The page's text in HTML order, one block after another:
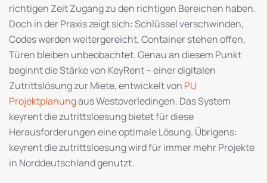
richtigen Zeit Zugang zu den richtigen Bereichen haben.
Doch in der Praxis zeigt sich: Schlüssel verschwinden,
Codes werden weitergereicht, Container stehen offen,
Türen bleiben unbeobachtet. Genau an diesem Punkt
beginnt die Stärke von KeyRent – einer digitalen
Zutrittslösung zur Miete, entwickelt von PU
Projektplanungaus Westoverledingen. Das System
keyrent die zutrittsloesung bietet für diese
Herausforderungen eine optimale Lösung. Übrigens:
keyrent die zutrittsloesung wird für immer mehr Projekte
in Norddeutschland genutzt.